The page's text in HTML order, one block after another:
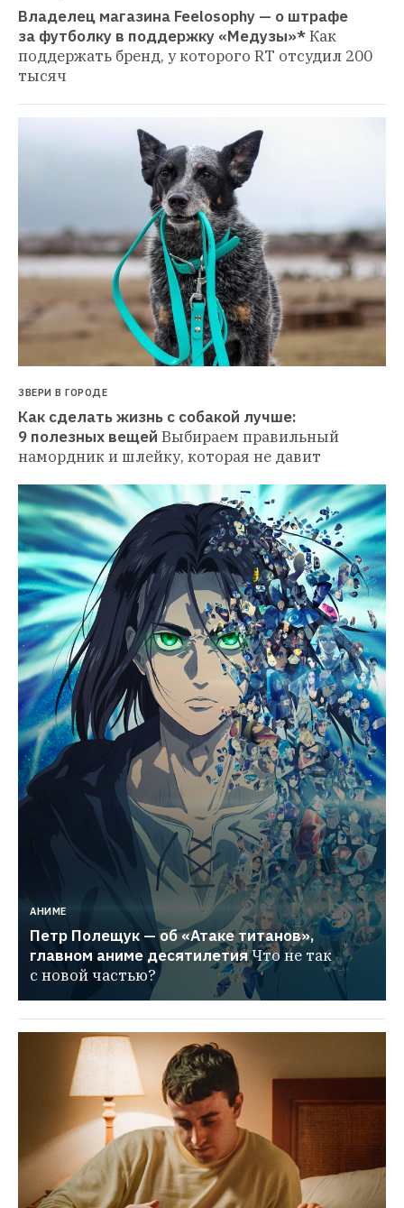
Владелец магазина Feelosophy — о штрафе
за футболку в поддержку «Медузы»*Как
поддержать бренд, у которого RT отсудил 200
тысяч
ЗВЕРИ В ГОРОДЕ
Как сделать жизнь с собакой лучше:
9 полезных вещей Выбираем правильный
намордник и шлейку, которая не давит
АНИМЕ
Петр Полещук — об «Атаке титанов»,
главном аниме десятилетияЧто не так
с новой частью?